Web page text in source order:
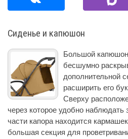
Сиденье и капюшон
Большой
бесшумно
дополнительной
расширить его
Сверху
через которое удобно
части капора находится
большая секция для